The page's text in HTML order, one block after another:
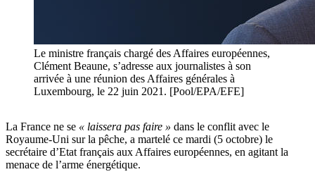
Le ministre français chargé des Affaires européennes,
Clément Beaune, s’adresse aux journalistes à son
arrivée à une réunion des Affaires générales à
Luxembourg, le 22 juin 2021. [Pool/EPA/EFE]
La France ne se « laissera pas faire » dans le conflit avec le
Royaume-Uni sur la pêche, a martelé ce mardi (5 octobre) le
secrétaire d’Etat français aux Affaires européennes, en agitant la
menace de l’arme énergétique.